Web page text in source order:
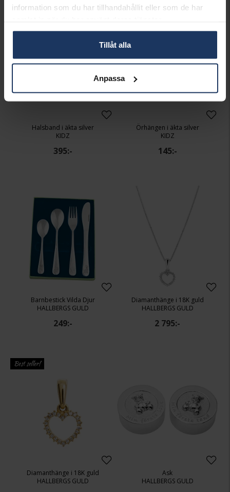
information som du har tillhandahållit eller som de har
Tillåt alla
Anpassa
Halsband i äkta silver
KIDZ
395:-
Örhängen i äkta silver
KIDZ
145:-
Barnbestick Vilda Djur
HALLBERGS GULD
249:-
Diamanthänge i 18K guld
HALLBERGS GULD
2 795:-
Best seller!
Diamanthänge i 18K guld
HALLBERGS GULD
Ask
HALLBERGS GULD